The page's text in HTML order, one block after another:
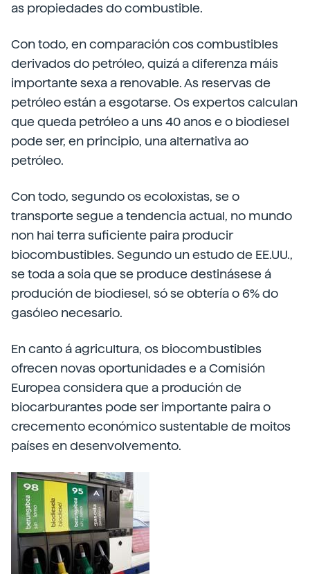
as propiedades do combustible.
Con todo, en comparación cos combustibles
derivados do petróleo, quizá a diferenza máis
importante sexa a renovable. As reservas de
petróleo están a esgotarse. Os expertos calculan
que queda petróleo a uns 40 anos e o biodiesel
pode ser, en principio, una alternativa ao
petróleo.
Con todo, segundo os ecoloxistas, se o
transporte segue a tendencia actual, no mundo
non hai terra suficiente paira producir
biocombustibles. Segundo un estudo de EE.UU.,
se toda a soia que se produce destinásese á
produción de biodiesel, só se obtería o 6% do
gasóleo necesario.
En canto á agricultura, os biocombustibles
ofrecen novas oportunidades e a Comisión
Europea considera que a produción de
biocarburantes pode ser importante paira o
crecemento económico sustentable de moitos
países en desenvolvemento.